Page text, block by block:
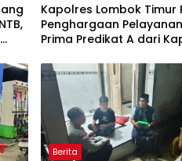
Kapolres Lombok Timur
Penghargaan Pelayanan
Prima Predikat A dari
Berita